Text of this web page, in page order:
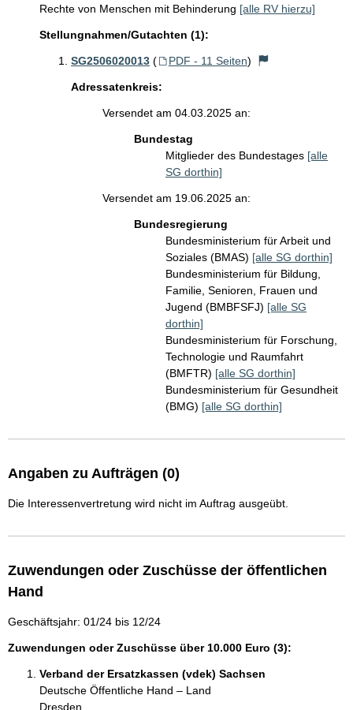
Rechte von Menschen mit Behinderung [alle RV hierzu]
Stellungnahmen/Gutachten (1):
SG2506020013 ( PDF - 11 Seiten)
Adressatenkreis:
Versendet am 04.03.2025 an:
Bundestag
Mitglieder des Bundestages [alle
SG dorthin]
Versendet am 19.06.2025 an:
Bundesregierung
Bundesministerium für Arbeit und
Soziales (BMAS) [alle SG dorthin]
Bundesministerium für Bildung,
Familie, Senioren, Frauen und
Jugend (BMBFSFJ) [alle SG
dorthin]
Bundesministerium für Forschung,
Technologie und Raumfahrt
(BMFTR) [alle SG dorthin]
Bundesministerium für Gesundheit
(BMG) [alle SG dorthin]
Angaben zu Aufträgen (0)
Die Interessenvertretung wird nicht im Auftrag ausgeübt.
Zuwendungen oder Zuschüsse der öffentlichen
Hand
Geschäftsjahr: 01/24 bis 12/24
Zuwendungen oder Zuschüsse über 10.000 Euro (3):
Verband der Ersatzkassen (vdek) Sachsen
Deutsche Öffentliche Hand – Land
Dresden